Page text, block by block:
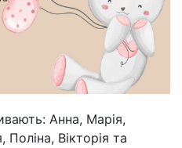
Анна, Марія,
Вікторія та